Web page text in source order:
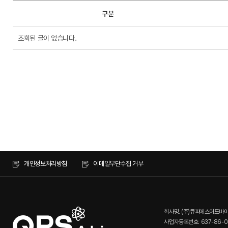
구분
조회된 글이 없습니다.
개인정보처리방침 이메일무단수집 거부
회사명: (주)큐피에스어드바
사업자등록번호: 637-86-